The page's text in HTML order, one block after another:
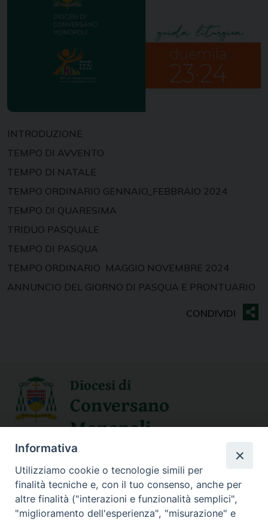
INTRODUZIONE
TEMPO DI AVVENTO
TEMPO DI NATALE
TEMPO ORDINARIO GENNAIO_FEBBRAIO 2024
TEMPO DI QUARESIMA
TRIDUO PASQUALE
TEMPO DI PASQUA
TEMPO ORDINARIO MAGGIO NOVEMBRE 2024
ANNUNCIO DEL GIORNO DI PASQUA E PRONTUARIO
Diocesi di
Conversano
Monopoli
SEGUICI SU
Informativa
Utilizziamo cookie o tecnologie simili per
finalità tecniche e, con il tuo consenso, anche per
altre finalità ("interazioni e funzionalità semplici",
"miglioramento dell'esperienza", "misurazione" e